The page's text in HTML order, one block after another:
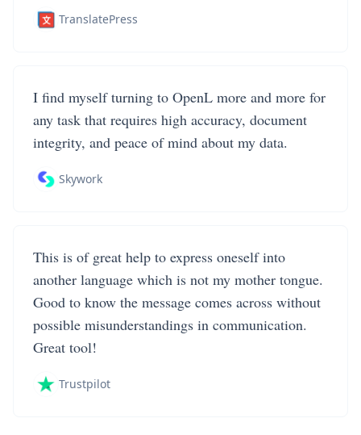
TranslatePress
I find myself turning to OpenL more and more for
any task that requires high accuracy, document
integrity, and peace of mind about my data.
Skywork
This is of great help to express oneself into
another language which is not my mother tongue.
Good to know the message comes across without
possible misunderstandings in communication.
Great tool!
Trustpilot